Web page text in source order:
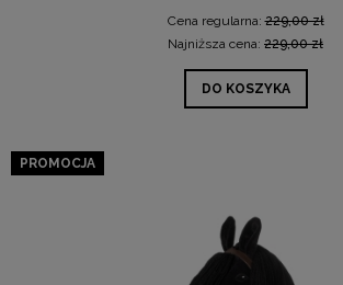
Cena regularna:229,00 zł
Najniższa cena: 229,00 zł
DO KOSZYKA
PROMOCJA